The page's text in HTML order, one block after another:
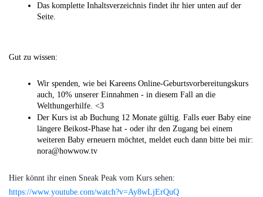
Das komplette Inhaltsverzeichnis findet ihr hier unten auf der
Seite.
Gut zu wissen:
Wir spenden, wie bei Kareens Online-Geburtsvorbereitungskurs
auch, 10% unserer Einnahmen - in diesem Fall an die
Welthungerhilfe. <3
Der Kurs ist ab Buchung 12 Monate gültig. Falls euer Baby eine
längere Beikost-Phase hat - oder ihr den Zugang bei einem
weiteren Baby erneuern möchtet, meldet euch dann bitte bei mir:
nora@howwow.tv
Hier könnt ihr einen Sneak Peak vom Kurs sehen:
https://www.youtube.com/watch?v=Ay8wLjErQuQ